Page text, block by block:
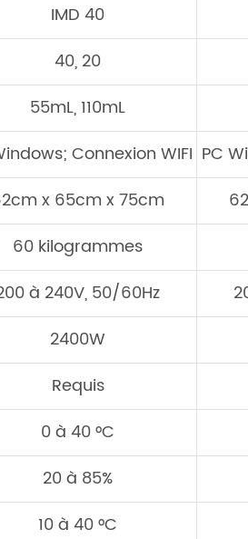
IMD 40
40, 20
55mL, 110mL
Connexion WIFI PC
x 65cm x 75cm
60 kilogrammes
à 240V, 50/60Hz
2400W
Requis
0 à 40 °C
20 à 85%
10 à 40 °C